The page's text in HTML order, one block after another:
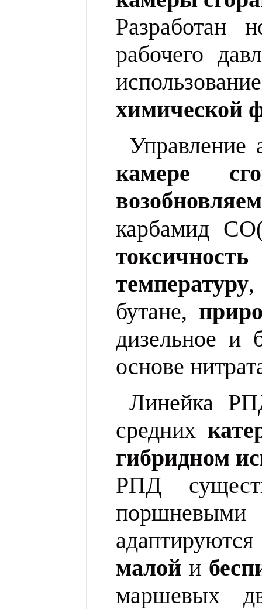
Разработан
рабочего
химической
Управление
камере
карбамид
температуру,
бутане,
дизельное и
основе
Линейка
средних
гибридном
РПД
малой и
маршевых